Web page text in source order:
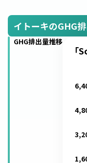
イトーキのGHG
GHG排出量推移
「